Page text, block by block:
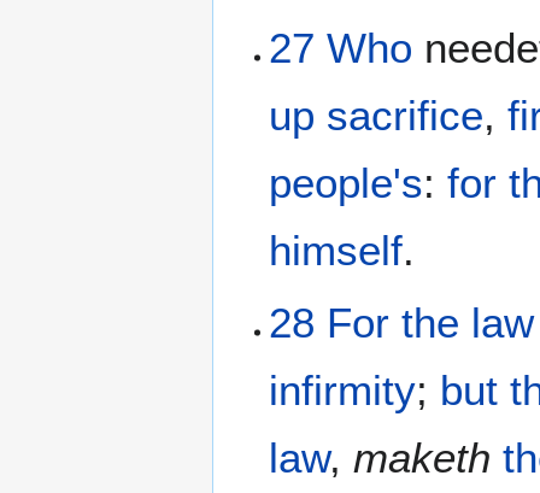
27 Who
up sacrifice,
people's:for
himself.
28 For the law
infirmity; but
law, maketh